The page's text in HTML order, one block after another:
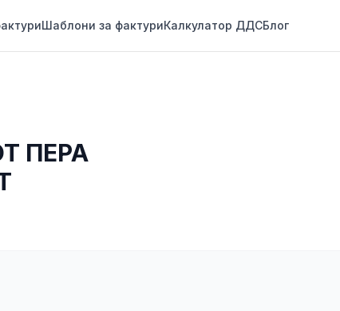
Шаблони за фактуриКалкулатор ДДСБлог
ПЕРА